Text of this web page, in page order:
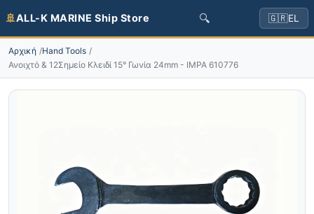
🚢ALL-K MARINE Ship Store 🔍 🇬🇷EL
Αρχική
Hand Tools
Ανοιχτό & 12Σημείο Κλειδί 15° Γωνία 24mm - IMPA 610776